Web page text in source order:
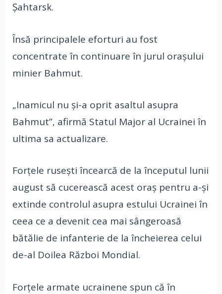
Șahtarsk.
Însă principalele eforturi au fost
concentrate în continuare în jurul orașului
minier Bahmut.
„Inamicul nu și-a oprit asaltul asupra
Bahmut”, afirmă Statul Major al Ucrainei în
ultima sa actualizare.
Forțele rusești încearcă de la începutul lunii
august să cucerească acest oraș pentru a-și
extinde controlul asupra estului Ucrainei în
ceea ce a devenit cea mai sângeroasă
bătălie de infanterie de la încheierea celui
de-al Doilea Război Mondial.
Forțele armate ucrainene spun că în